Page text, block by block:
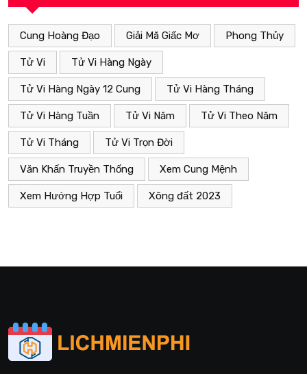
Cung Hoàng Đạo Giải Mã Giấc Mơ Phong Thủy
Tử Vi Tử Vi Hàng Ngày
Tử Vi Hàng Ngày 12 Cung Tử Vi Hàng Tháng
Tử Vi Hàng Tuần Tử Vi Năm Tử Vi Theo Năm
Tử Vi Tháng Tử Vi Trọn Đời
Văn Khấn Truyền Thống Xem Cung Mệnh
Xem Hướng Hợp Tuổi Xông đất 2023